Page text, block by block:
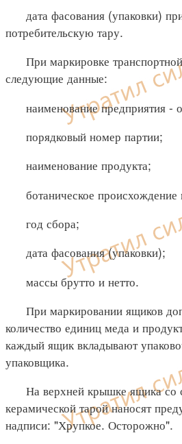
дата фасования (упаковки)
потребительскую тару.
При маркировке
следующие данные:
наименование предприятия -
порядковый номер партии;
наименование продукта;
ботаническое происхождение
год сбора;
дата фасования (упаковки);
массы брутто и нетто.
При маркировании ящиков
количество единиц меда и
каждый ящик вкладывают
упаковщика.
На верхней крышке ящика со
керамической тарой наносят
надписи: "Хрупкое. Осторожно".